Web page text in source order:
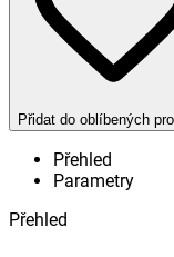
Přidat do oblíbených
Přehled
Parametry
Přehled